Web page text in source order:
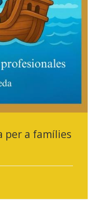
per a famílies